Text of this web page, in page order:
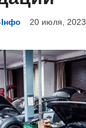
Інфо 20 июля, 2023